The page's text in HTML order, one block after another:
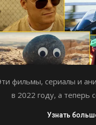
фильмы, сериалы и
в 2022 году, а теперь
Узнать